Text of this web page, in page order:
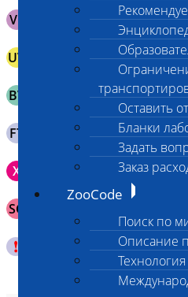
Оставить
Бланки
Задать
Заказ
ZooCode
Поиск по
Описание
Технология
VL Выпотная жидкость в
UV Моча в вакуумной
BV
Биологическая жидкость в
активаторов свертывания/
пробирке типа эппендорф
FT
Биологический материал на
X
Зонд щеточка с буккальным
поверхности щеки
SG
Венозная кровь в пробирке
разделительным гелем
смотри специальные